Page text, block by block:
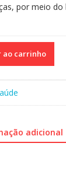
por meio
ao carrinho
adicional